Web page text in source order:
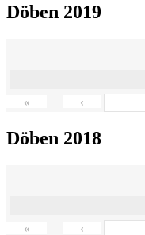
Döben 2019
« ‹
Döben 2018
« ‹